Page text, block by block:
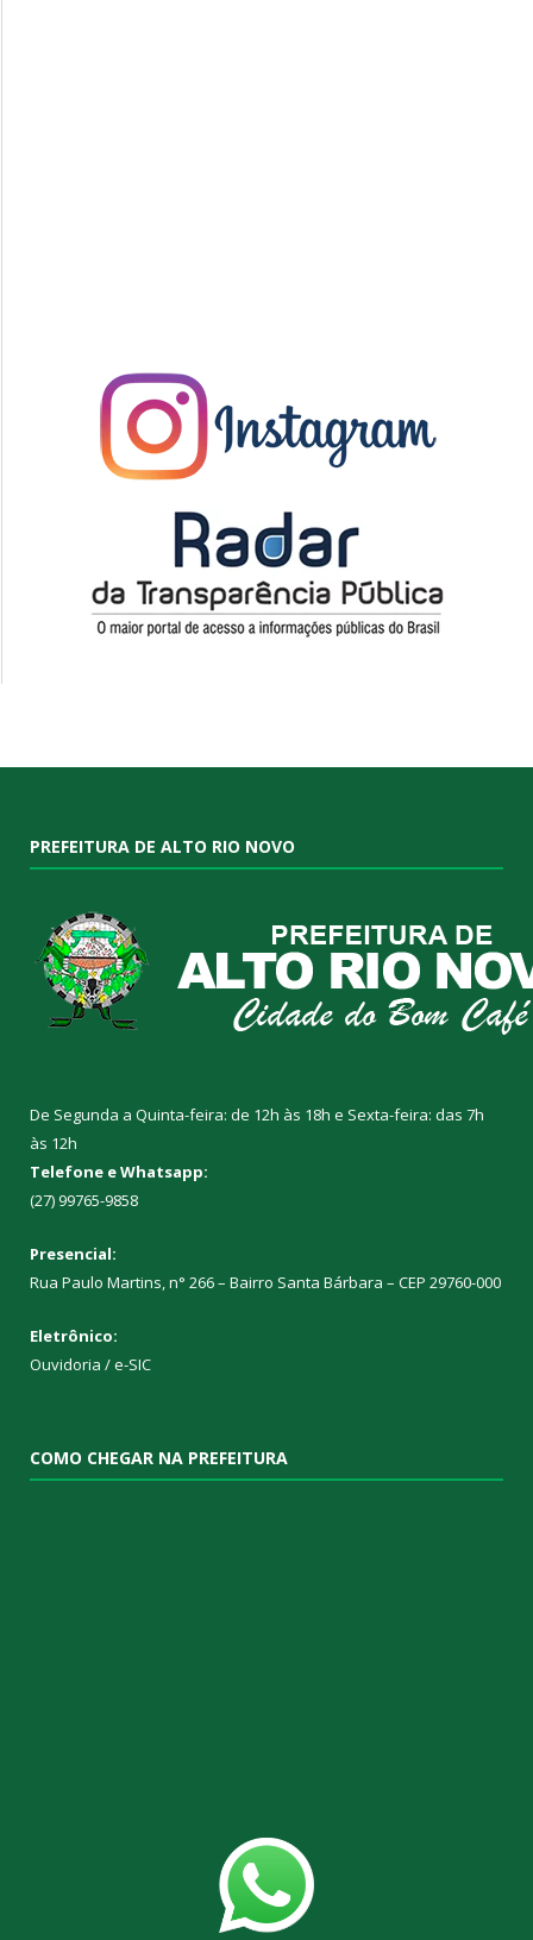
PREFEITURA DE ALTO RIO NOVO
De Segunda a Quinta-feira: de 12h às 18h e Sexta-feira: das 7h
às 12h
Telefone e Whatsapp:
(27) 99765-9858
Presencial:
Rua Paulo Martins, n° 266 – Bairro Santa Bárbara – CEP 29760-000
Eletrônico:
Ouvidoria /e-SIC
COMO CHEGAR NA PREFEITURA